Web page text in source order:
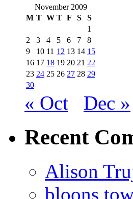
November 2009
M T W T F S
S
1
2
3 4 5 6 7
8
9
10 11 12 13 14 15
16 17 18 19 20 21 22
23 24 25 26 27 28 29
30
« Oct Dec »
Recent
Alison
bloons